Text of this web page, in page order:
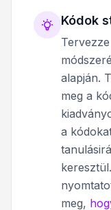
Kódok
alapján.
meg a
a
meg,